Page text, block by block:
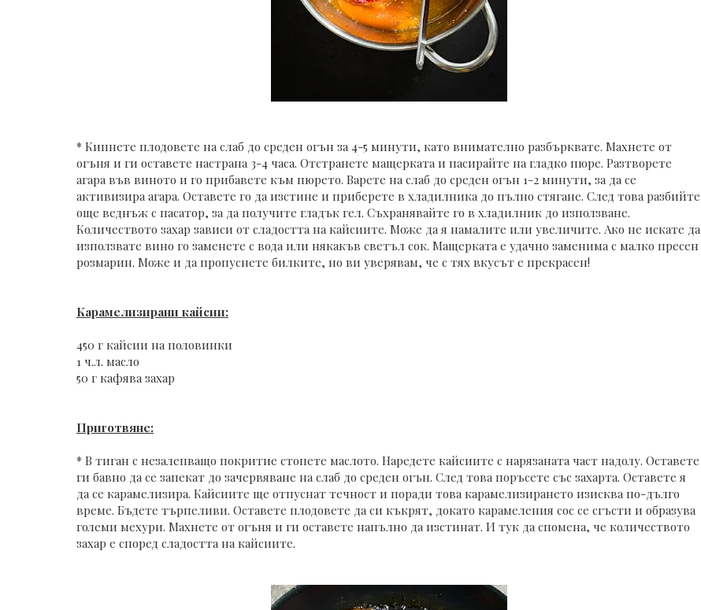
* Кипнете плодовете на слаб до среден огън за 4-5 минути, като внимателно разбърквате. Махнете от
огъня и ги оставете настрана 3-4 часа. Отстранете мащерката и пасирайте на гладко пюре. Разтворете
агара във виното и го прибавете към пюрето. Варете на слаб до среден огън 1-2 минути, за да се
активизира агара. Оставете го да изстине и приберете в хладилника до пълно стягане. След това разбийте
още веднъж с пасатор, за да получите гладък гел. Съхранявайте го в хладилник до използване.
Количеството захар зависи от сладостта на кайсиите. Може да я намалите или увеличите. Ако не искате да
използвате вино го заменете с вода или някакъв светъл сок. Мащерката е удачно заменима с малко пресен
розмарин. Може и да пропуснете билките, но ви уверявам, че с тях вкусът е прекрасен!
Карамелизирани кайсии:
450 г кайсии на половинки
1 ч.л. масло
50 г кафява захар
Приготвяне:
* В тиган с незалепващо покритие стопете маслото. Наредете кайсиите с нарязаната част надолу. Оставете
ги бавно да се запекат до зачервяване на слаб до среден огън. След това поръсете със захарта. Оставете я
да се карамелизира. Кайсиите ще отпуснат течност и поради това карамелизирането изисква по-дълго
време. Бъдете търпеливи. Оставете плодовете да си къкрят, докато карамеления сос се сгъсти и образува
големи мехури. Махнете от огъня и ги оставете напълно да изстинат. И тук да спомена, че количеството
захар е според сладостта на кайсиите.